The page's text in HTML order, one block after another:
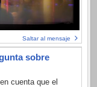
Saltar al mensaje
sobre
cuenta que el